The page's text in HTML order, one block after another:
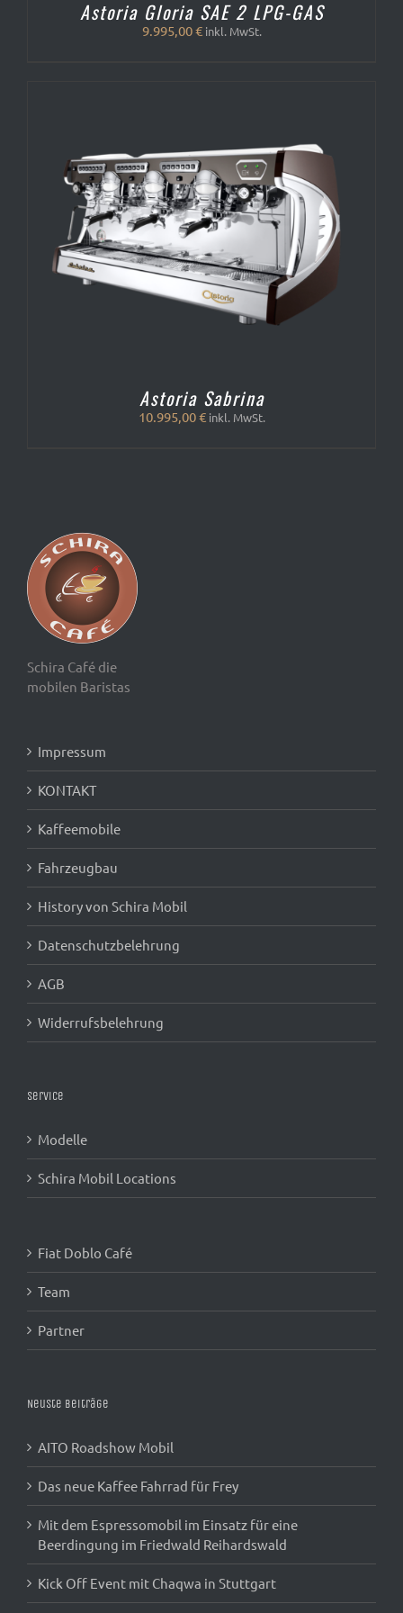
Astoria Gloria SAE 2 LPG-GAS
9.995,00€ inkl. MwSt.
Astoria Sabrina
10.995,00€ inkl. MwSt.
Schira Café die
mobilen Baristas
Impressum
KONTAKT
Kaffeemobile
Fahrzeugbau
History von Schira Mobil
Datenschutzbelehrung
AGB
Widerrufsbelehrung
Service
Modelle
Schira Mobil Locations
Fiat Doblo Café
Team
Partner
Neuste Beiträge
AITO Roadshow Mobil
Das neue Kaffee Fahrrad für Frey
Mit dem Espressomobil im Einsatz für eine
Beerdingung im Friedwald Reihardswald
Kick Off Event mit Chaqwa in Stuttgart